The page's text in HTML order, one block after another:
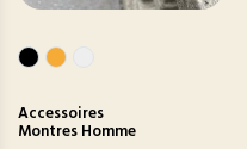
Accessoires
Montres Homme